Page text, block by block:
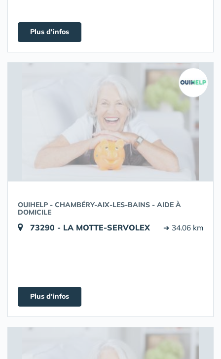
Plus d'infos
OUIHELP - CHAMBÉRY-AIX-LES-BAINS - AIDE À
DOMICILE
73290 - LA MOTTE-SERVOLEX ➔ 34.06 km
Plus d'infos